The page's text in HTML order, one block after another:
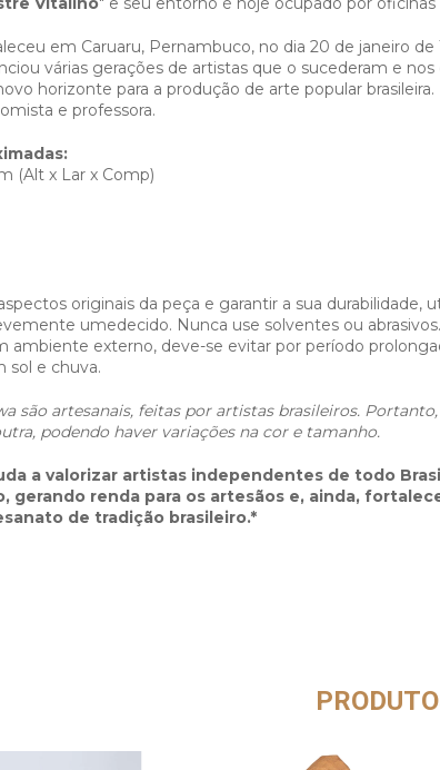
em Caruaru, Pernambuco, no dia 20 de janeiro de
várias gerações de artistas que o sucederam e nos
horizonte para a produção de arte popular brasileira.
e professora.
(Alt x Lar x Comp)
originais da peça e garantir a sua durabilidade,
umedecido. Nunca use solventes ou
ambiente externo, deve-se evitar por período
sol e chuva.
são artesanais, feitas por artistas brasileiros.
podendo haver variações na cor e tamanho.
a valorizar artistas independentes de todo
gerando renda para os artesãos e, ainda,
de tradição brasileiro.*